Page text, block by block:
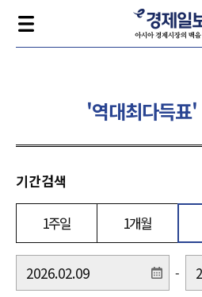
'역대최다득표'
기간검색
1주일 1개월
-